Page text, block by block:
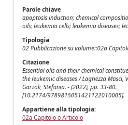
Parole chiave
apoptosis induction; chemical
oils; leukemia cells; leukemia diseases;
Tipologia
02 Pubblicazione su volume::02a
Citazione
Essential oils and their chemical
the leukemic diseases / Laghezza Masci,
Garzoli, Stefania. - (2022), pp. 33-80.
[10.2174/9789815051421122010005].
Appartiene alla tipologia:
02a Capitolo o Articolo